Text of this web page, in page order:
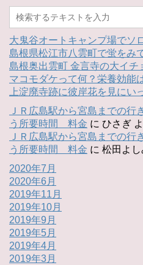
大鬼谷オートキャンプ場でソ
島根県松江市八雲町で蛍をみ
島根奥出雲町 金言寺の大イチ
マコモダケって何？栄養効能
上淀廃寺跡に彼岸花を見にい
ＪＲ広島駅から宮島までの
う所要時間 料金 に ひさぎ
ＪＲ広島駅から宮島までの
う所要時間 料金 に 松田よし
2020年7月
2020年6月
2019年11月
2019年10月
2019年9月
2019年5月
2019年4月
2019年3月